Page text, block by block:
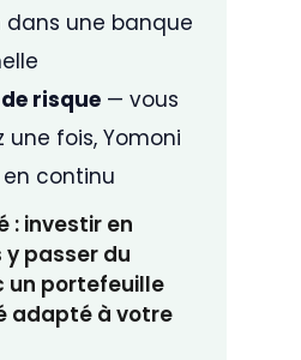
une banque
risque — vous
une fois, Yomoni
continu
: investir en
y passer du
un portefeuille
adapté à votre